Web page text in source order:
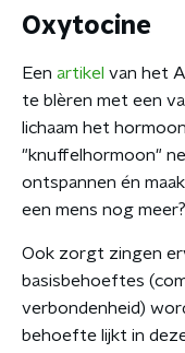
Oxytocine
Een artikel van het
te blèren met een
lichaam het
"knuffelhormoon"
ontspannen én
een mens nog
Ook zorgt zingen
basisbehoeftes
verbondenheid)
behoefte lijkt in